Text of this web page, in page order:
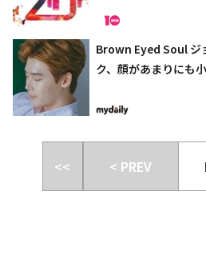
Brown Eyed Soul ジ
ク、顔があまりにも
<< < PREV